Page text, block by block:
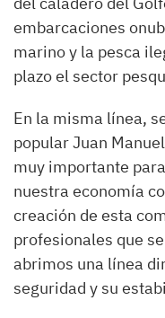
embarcaciones
marino y la pesca
plazo el sector
En la misma línea,
popular Juan
muy importante
nuestra economía
creación de esta
profesionales que
abrimos una línea
seguridad y su